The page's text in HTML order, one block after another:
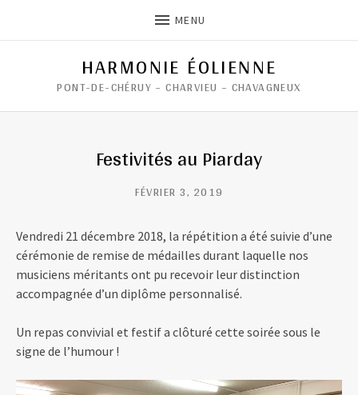
MENU
HARMONIE ÉOLIENNE
PONT-DE-CHÉRUY – CHARVIEU – CHAVAGNEUX
Festivités au Piarday
FÉVRIER 3, 2019
Vendredi 21 décembre 2018, la répétition a été suivie d’une
cérémonie de remise de médailles durant laquelle nos
musiciens méritants ont pu recevoir leur distinction
accompagnée d’un diplôme personnalisé.
Un repas convivial et festif a clôturé cette soirée sous le
signe de l’humour !